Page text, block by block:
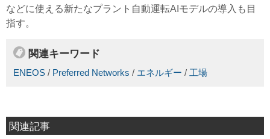
などに使える新たなプラント自動運転AIモデルの導入も目
指す。
関連キーワード
ENEOS / Preferred Networks / エネルギー / 工場
関連記事